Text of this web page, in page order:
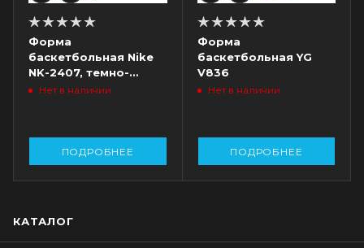
Форма
баскетбольная Nike
NK-2407, темно-
зеленая
Нет в наличии
ПОДРОБНЕЕ
Форма
баскетбольная YG
V836
Нет в наличии
ПОДРОБНЕЕ
КАТАЛОГ